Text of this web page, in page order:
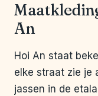
An
Hoi An staat
elke straat zie je
jassen in de